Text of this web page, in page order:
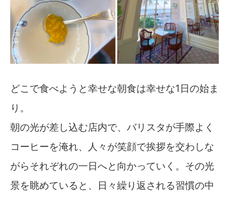
どこで食べようと幸せな朝食は幸せな1日の始ま
り。
朝の光が差し込む店内で、バリスタが手際よく
コーヒーを淹れ、人々が笑顔で挨拶を交わしな
がらそれぞれの一日へと向かっていく。その光
景を眺めていると、日々繰り返される習慣の中